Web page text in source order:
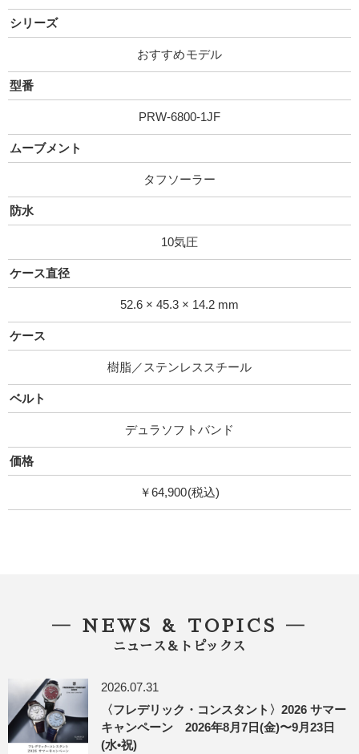
シリーズ
おすすめモデル
型番
PRW-6800-1JF
ムーブメント
タフソーラー
防水
10気圧
ケース直径
52.6 × 45.3 × 14.2 mm
ケース
樹脂／ステンレススチール
ベルト
デュラソフトバンド
価格
￥64,900(税込)
― NEWS & TOPICS ―
ニュース＆トピックス
2026.07.31
〈フレデリック・コンスタント〉2026 サマー
キャンペーン 2026年8月7日(金)〜9月23日
(水•祝)